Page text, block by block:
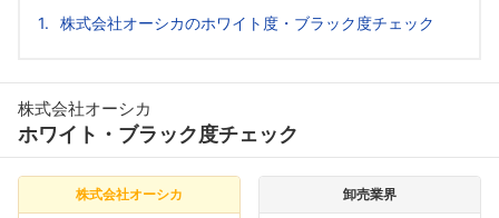
株式会社オーシカのホワイト度・ブラック度チェック
株式会社オーシカ
ホワイト・ブラック度チェック
株式会社オーシカ 卸売業界